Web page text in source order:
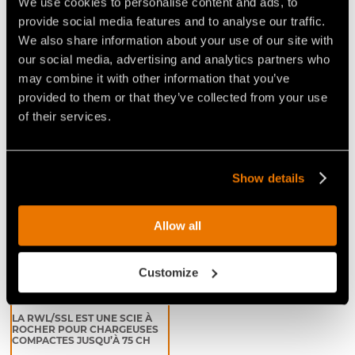
provide social media features and to analyse our traffic.
We also share information about your use of our site with
our social media, advertising and analytics partners who
may combine it with other information that you’ve
provided to them or that they’ve collected from your use
of their services.
Show details
Allow all
Customize
maintenir le sillon dégagé des gravats. La gamme
prévoit des outils spécialement conçus pour les
chaussées recouvertes d'asphalte ou les outils pour
les travaux sur le béton.
LA RWL/SSL EST UNE SCIE À
ROCHER POUR CHARGEUSES
COMPACTES JUSQU’À 75 CH